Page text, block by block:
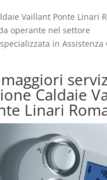
Vaillant Ponte Linari
operante nel settore
in Assistenza
Caldaie
Linari